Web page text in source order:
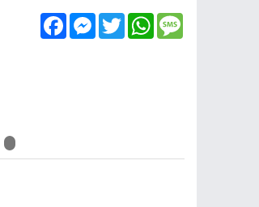
FacebookMessenger
TwitterWhatsApp